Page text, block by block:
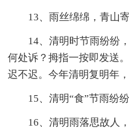
13、雨丝绵绵，青山
14、清明时节雨纷纷
何处诉？拇指一按即发送
迟不迟。今年清明复明年
15、清明“食”节雨纷
16、清明雨落思故人